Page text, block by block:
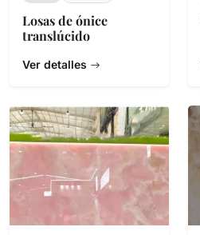
Losas de ónice
translúcido
Ver detalles